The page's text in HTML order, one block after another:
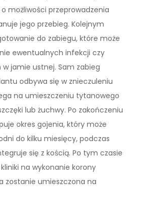
możliwości przeprowadzenia
jego przebieg. Kolejnym
do zabiegu, które może
ewentualnych infekcji czy
jamie ustnej. Sam zabieg
odbywa się w znieczuleniu
na umieszczeniu tytanowego
lub żuchwy. Po zakończeniu
okres gojenia, który może
do kilku miesięcy, podczas
się z kością. Po tym czasie
na wykonanie korony
zostanie umieszczona na